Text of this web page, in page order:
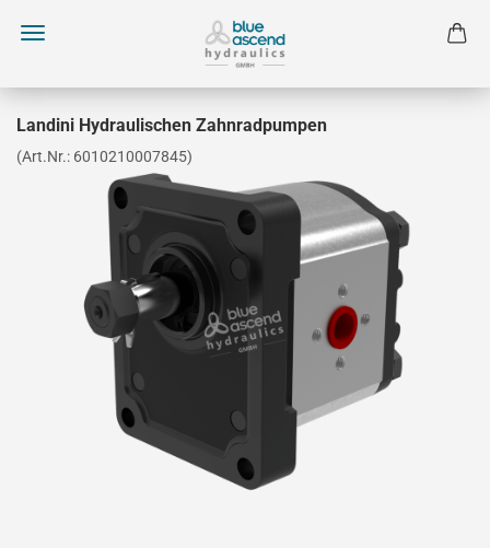
Landini Hydraulischen Zahnradpumpen
(Art.Nr.: 6010210007845)